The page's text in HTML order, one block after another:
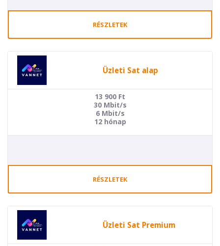
RÉSZLETEK
Üzleti Sat alap
13 900 Ft
30 Mbit/s
6 Mbit/s
12 hónap
RÉSZLETEK
Üzleti Sat Premium